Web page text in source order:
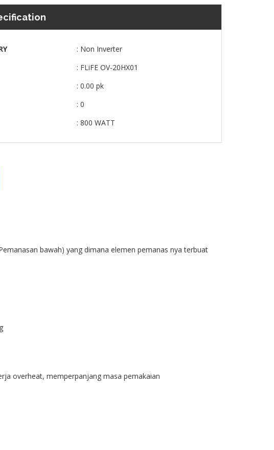
: Non Inverter
: FLiFE OV-20HX01
: 0.00 pk
: 0
: 800 WATT
bawah) yang dimana elemen pemanas nya terbuat
overheat, memperpanjang masa pemakaian